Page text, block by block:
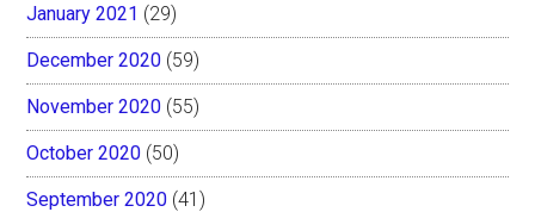
January 2021 (29)
December 2020 (59)
November 2020 (55)
October 2020 (50)
September 2020 (41)